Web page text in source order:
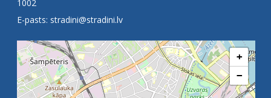
1002
E-pasts: stradini@stradini.lv
+
−